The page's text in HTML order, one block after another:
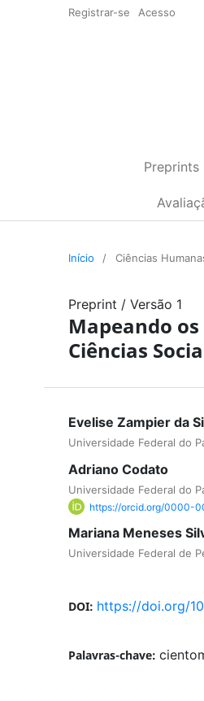
Registrar-se Acesso
Preprints
Início / Ciências
Preprint / Versão 1
Mapeando
Ciências
Evelise Zampier da
Universidade Federal do
Adriano Codato
Universidade Federal do
https://orcid.org/0000-
Mariana Meneses
Universidade Federal de
DOI: https://doi.org/
Palavras-chave: